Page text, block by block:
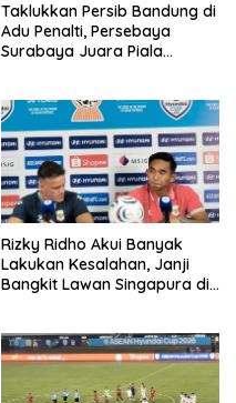
Taklukkan Persib Bandung di
Adu Penalti, Persebaya
Surabaya Juara Piala
Rizky Ridho Akui Banyak
Lakukan Kesalahan, Janji
Bangkit Lawan Singapura di